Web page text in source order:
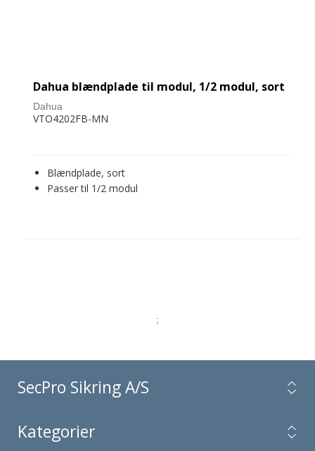
Dahua blændplade til modul, 1/2 modul, sort
Dahua
VTO4202FB-MN
Blændplade, sort
Passer til 1/2 modul
;
SecPro Sikring A/S
Kategorier